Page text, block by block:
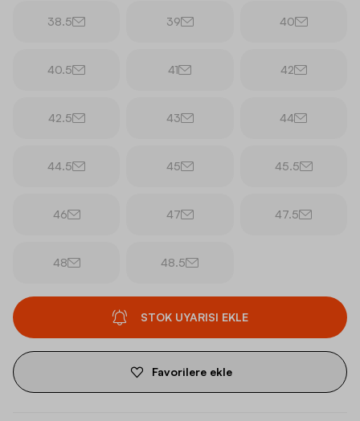
38.5 39 40
40.5 41 42
42.5 43 44
44.5 45 45.5
46 47 47.5
48 48.5
STOK UYARISI EKLE
Favorilere ekle